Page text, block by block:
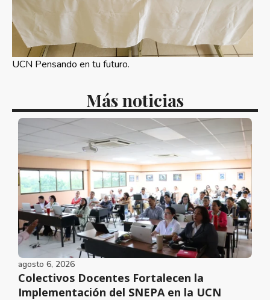
UCN Pensando en tu futuro.
Más noticias
agosto 6, 2026
Colectivos Docentes Fortalecen la
Implementación del SNEPA en la UCN